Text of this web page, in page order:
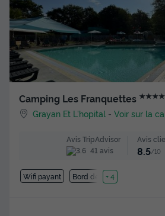
Camping Les Franquettes ★★★★
Grayan Et L'hopital -Voir sur la
Avis TripAdvisor
41 avis
Avis
8.5/10
Wifi payant Bord de mer
+ 4